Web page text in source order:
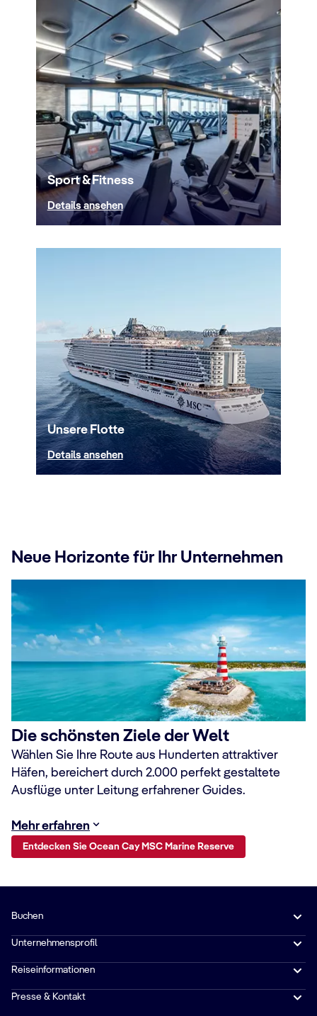
Sport & Fitness
Details ansehen
Unsere Flotte
Details ansehen
Neue Horizonte für Ihr Unternehmen
Die schönsten Ziele der Welt
Wählen Sie Ihre Route aus Hunderten attraktiver
Häfen, bereichert durch 2.000 perfekt gestaltete
Ausflüge unter Leitung erfahrener Guides.
Mehr erfahren
Entdecken Sie Ocean Cay MSC Marine Reserve
Buchen
Unternehmensprofil
Reiseinformationen
Presse & Kontakt